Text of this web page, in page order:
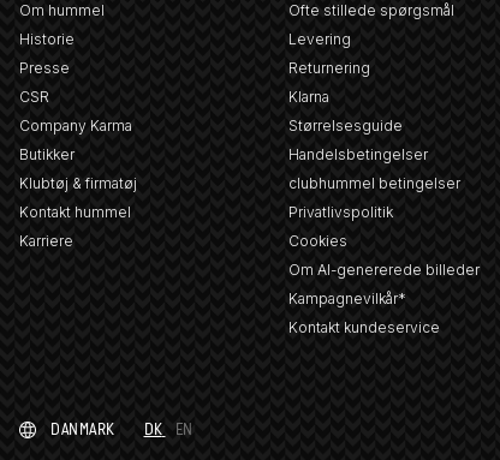
Om hummel
Historie
Presse
CSR
Company Karma
Butikker
Klubtøj & firmatøj
Kontakt hummel
Karriere
Ofte stillede spørgsmål
Levering
Returnering
Klarna
Størrelsesguide
Handelsbetingelser
clubhummel betingelser
Privatlivspolitik
Cookies
Om AI-genererede billeder
Kampagnevilkår*
Kontakt kundeservice
DANMARK DK EN